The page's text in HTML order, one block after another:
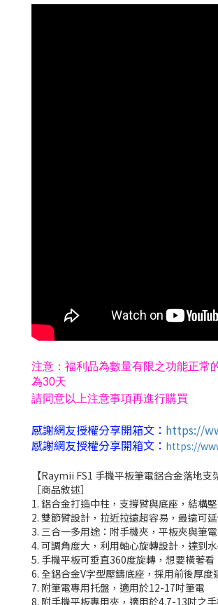
注意：福利品為數量有限之功能正常
為30天
請同意以上注意事項再進行購買
感謝網友授權分享開箱文： https://
感謝網友授權分享開箱文： https://
【Raymii FS1 手機平板筆電鋁合金落地支
［商品敘述］
1. 鋁合金打造中柱，支撐臂與底座，結構
2. 雙節臂設計，拉近拉遠超容易，最遠可
3. 三合一多用途：附手機夾，平板夾與筆
4. 可調角度大，利用軸心旋轉設計，達到
5. 手機平板可垂直360度旋轉，想要橫著
6. 全鋁合金V字型壓鑄底座，採用前後厚
7. 附筆電專用托盤，適用於12-17吋筆電
8. 附手機平板專用夾，適用於4.7-13吋之